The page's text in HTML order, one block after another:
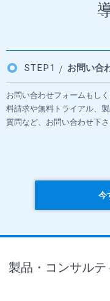
STEP1 お問い合
お問い合わせフォームもし
料請求や無料トライアル、
質問など、お問い合わせ下さ
今
製品・コンサル